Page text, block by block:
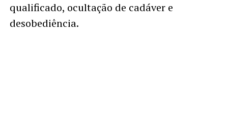
qualificado, ocultação de cadáver e
desobediência.